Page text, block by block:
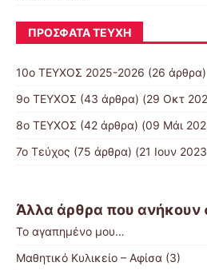
ΠΡΌΣΦΑΤΑ ΤΕΎΧΗ
10o ΤΕΥΧΟΣ 2025-2026 (26
9ο ΤΕΥΧΟΣ (43 άρθρα) (29 Οκτ
8ο ΤΕΥΧΟΣ (42 άρθρα) (09 Μάι
7ο Τεύχος (75 άρθρα) (21 Ιουν
Άλλα άρθρα που ανήκουν
Το αγαπημένο μου…
Μαθητικό Κυλικείο – Αφίσα (3)